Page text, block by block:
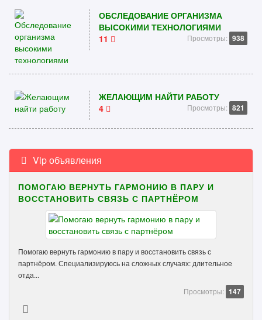
ОБСЛЕДОВАНИЕ ОРГАНИЗМА
ВЫСОКИМИ ТЕХНОЛОГИЯМИ
11
Просмотры: 938
ЖЕЛАЮЩИМ НАЙТИ РАБОТУ
4
Просмотры: 821
Vip объявления
ПОМОГАЮ ВЕРНУТЬ ГАРМОНИЮ В ПАРУ И
ВОССТАНОВИТЬ СВЯЗЬ С ПАРТНЁРОМ
Помогаю вернуть гармонию в пару и восстановить связь с
партнёром. Специализируюсь на сложных случаях: длительное
отда...
Просмотры: 147